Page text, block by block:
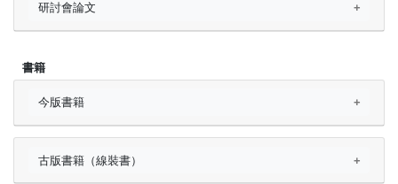
研討會論文
書籍
今版書籍
古版書籍（線裝書）